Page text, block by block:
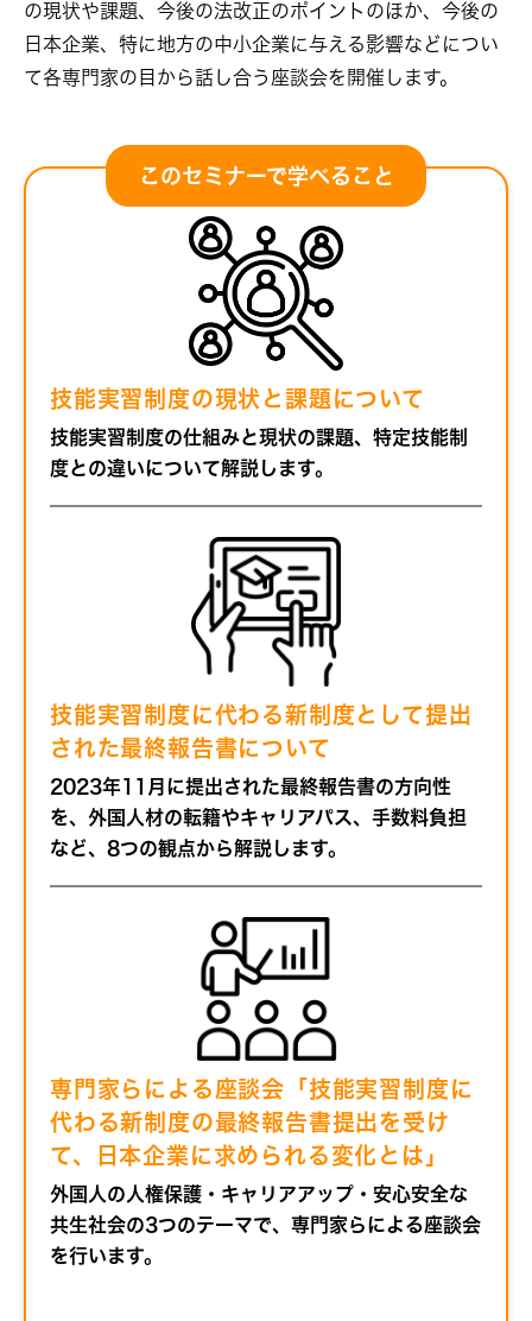
の現状や課題、今後の法改正のポイントのほか、今後の
日本企業、特に地方の中小企業に与える影響などについ
て各専門家の目から話し合う座談会を開催します。
このセミナーで学べること
技能実習制度の現状と課題について
技能実習制度の仕組みと現状の課題、特定技能制
度との違いについて解説します。
技能実習制度に代わる新制度として提出
された最終報告書について
2023年11月に提出された最終報告書の方向性
を、外国人材の転籍やキャリアパス、手数料負担
など、8つの観点から解説します。
専門家らによる座談会「技能実習制度に
代わる新制度の最終報告書提出を受け
て、日本企業に求められる変化とは」
外国人の人権保護・キャリアアップ・安心安全な
共生社会の3つのテーマで、専門家らによる座談会
を行います。